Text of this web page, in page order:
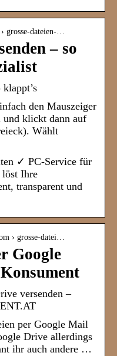
grosse-dateien-…
– so
den Mauszeiger
und klickt dann auf
Wählt
✓ PC-Service für
Ihre
transparent und
› grosse-datei…
Google
versenden –
per Google Mail
Drive allerdings
ihr auch andere …